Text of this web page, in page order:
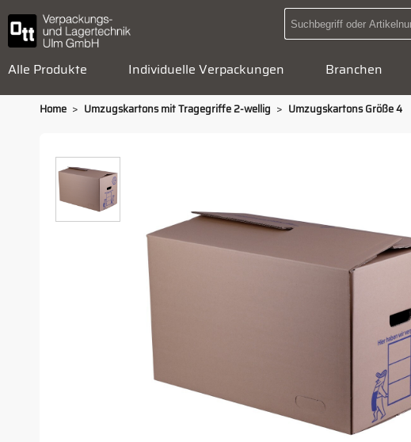
Alle Produkte Individuelle Verpackungen Branchen
Home > Umzugskartons mit Tragegriffe 2-wellig > Umzugskartons Größe 4